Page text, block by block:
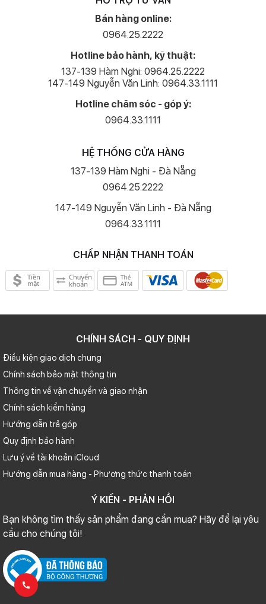
Bán hàng online:
0964.25.2222
Hotline bảo hành, kỹ thuật:
137-139 Hàm Nghi: 0964.25.2222
147-149 Nguyễn Văn Linh: 0964.33.1111
Hotline chăm sóc - góp ý:
0964.33.1111
HỆ THỐNG CỬA HÀNG
137-139 Hàm Nghi - Đà Nẵng
0964.25.2222
147-149 Nguyễn Văn Linh - Đà Nẵng
0964.33.1111
CHẤP NHẬN THANH TOÁN
CHÍNH SÁCH - QUY ĐỊNH
Điều kiện giao dịch chung
Chính sách bảo mật thông tin
Thông tin về vận chuyển và giao nhận
Chính sách kiểm hàng
Hướng dẫn trả góp
Quy định bảo hành
Lưu ý về tài khoản iCloud
Hướng dẫn mua hàng - Phương thức thanh toán
Ý KIẾN - PHẢN HỒI
Bạn không tìm thấy sản phẩm đang cần mua? Hãy để lại yêu
cầu cho chúng tôi!